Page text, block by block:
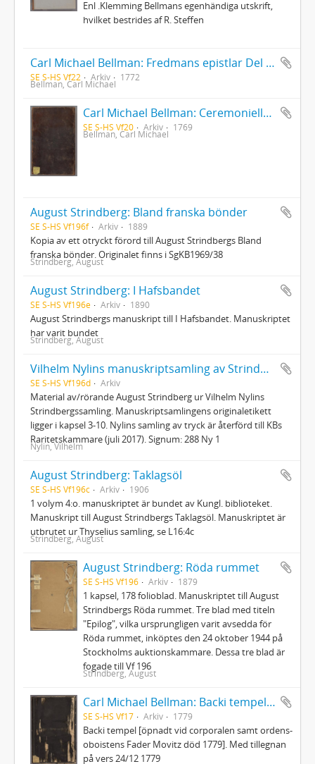
Enl .Klemming Bellmans egenhändiga utskrift,
hvilket bestrides af R. Steffen
Carl Michael Bellman: Fredmans epistlar Del 1-2
SE S-HS Vf22 Arkiv 1772
Bellman, Carl Michael
Carl Michael Bellman: Ceremonielle vid Parentation i Riddar-Capittlet af de Två Förgyllta Svinen, hållen öfver Bränvinsbrännaren och Ridd. Lundholm d.15 Okt.1769 af Ordensparentatorn... Janke Jensen
SE S-HS Vf20 Arkiv 1769
Bellman, Carl Michael
August Strindberg: Bland franska bönder
SE S-HS Vf196f Arkiv 1889
Kopia av ett otryckt förord till August Strindbergs Bland
franska bönder. Originalet finns i SgKB1969/38
Strindberg, August
August Strindberg: I Hafsbandet
SE S-HS Vf196e Arkiv 1890
August Strindbergs manuskript till I Hafsbandet. Manuskriptet
har varit bundet
Strindberg, August
Vilhelm Nylins manuskriptsamling av Strindbergiana
SE S-HS Vf196d Arkiv
Material av/rörande August Strindberg ur Vilhelm Nylins
Strindbergssamling. Manuskriptsamlingens originaletikett
ligger i kapsel 3-10. Nylins samling av tryck är återförd till KBs
Raritetskammare (juli 2017). Signum: 288 Ny 1
Nylin, Vilhelm
August Strindberg: Taklagsöl
SE S-HS Vf196c Arkiv 1906
1 volym 4:o. manuskriptet är bundet av Kungl. biblioteket.
Manuskript till August Strindbergs Taklagsöl. Manuskriptet är
utbrutet ur Thyselius samling, se L16:4c
Strindberg, August
August Strindberg: Röda rummet
SE S-HS Vf196 Arkiv 1879
1 kapsel, 178 folioblad. Manuskriptet till August
Strindbergs Röda rummet. Tre blad med titeln
"Epilog", vilka ursprungligen varit avsedda för
Röda rummet, inköptes den 24 oktober 1944 på
Stockholms auktionskammare. Dessa tre blad är
fogade till Vf 196
Strindberg, August
Carl Michael Bellman: Backi tempel [öpnadt vid corporalen samt ordens-oboistens Fader Movitz död 1779]
SE S-HS Vf17 Arkiv 1779
Backi tempel [öpnadt vid corporalen samt ordens-
oboistens Fader Movitz död 1779]. Med tillegnan
på vers 24/12 1779